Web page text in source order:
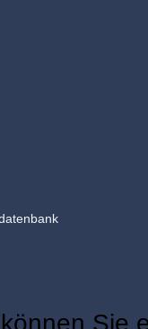
Sie